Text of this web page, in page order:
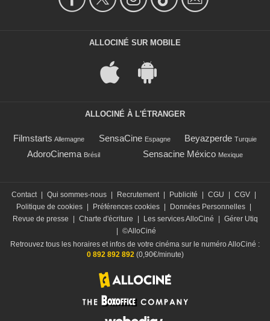
ALLOCINÉ SUR MOBILE
ALLOCINÉ À L'ÉTRANGER
Filmstarts Allemagne SensaCine Espagne Beyazperde Turquie
AdoroCinema Brésil Sensacine México Mexique
Contact Qui sommes-nous Recrutement Publicité CGU CGV
Politique de cookies
Préférences cookies Données Personnelles
Revue de presse
Charte d'écriture Les services AlloCiné
Gérer Utiq
©AlloCiné
Retrouvez tous les horaires et infos de votre cinéma sur le numéro AlloCiné :
0 892 892 892(0,90€/minute)